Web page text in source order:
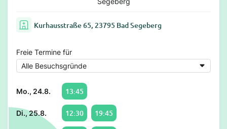
Kurhausstraße 65, 23795 Bad Segeberg
Freie Termine für
Mo., 24.8. 13:45
Di., 25.8. 12:30 19:45